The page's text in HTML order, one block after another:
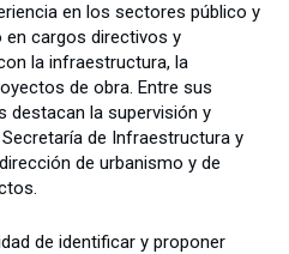
en los sectores público y
en cargos directivos y
la infraestructura, la
de obra. Entre sus
destacan la supervisión y
de Infraestructura y
de urbanismo y de
de identificar y proponer